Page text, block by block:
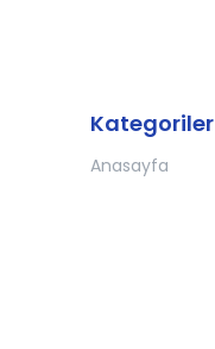
Kategoriler
Anasayfa